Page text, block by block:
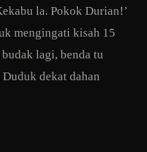
la. Pokok Durian!’
mengingati kisah 15
lagi, benda tu
dekat dahan